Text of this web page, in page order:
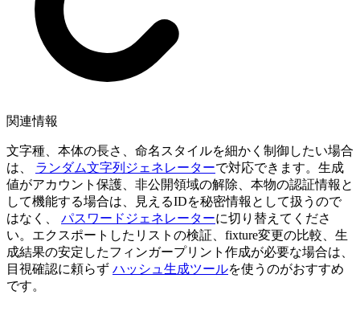
関連情報
文字種、本体の長さ、命名スタイルを細かく制御したい場合
は、 ランダム文字列ジェネレーターで対応できます。生成
値がアカウント保護、非公開領域の解除、本物の認証情報と
して機能する場合は、見えるIDを秘密情報として扱うので
はなく、 パスワードジェネレーターに切り替えてくださ
い。エクスポートしたリストの検証、fixture変更の比較、生
成結果の安定したフィンガープリント作成が必要な場合は、
目視確認に頼らず ハッシュ生成ツールを使うのがおすすめ
です。